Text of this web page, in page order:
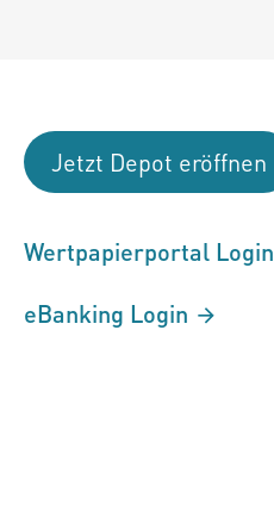
Jetzt Depot eröffnen
Wertpapierportal Login
eBanking Login